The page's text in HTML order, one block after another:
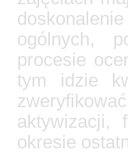
ogólnych,
procesie
tym idzie
aktywizacji,
okresie